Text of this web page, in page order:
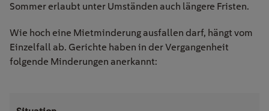
Sommer erlaubt unter Umständen auch längere Fristen.
Wie hoch eine Mietminderung ausfallen darf, hängt vom
Einzelfall ab. Gerichte haben in der Vergangenheit
folgende Minderungen anerkannt: